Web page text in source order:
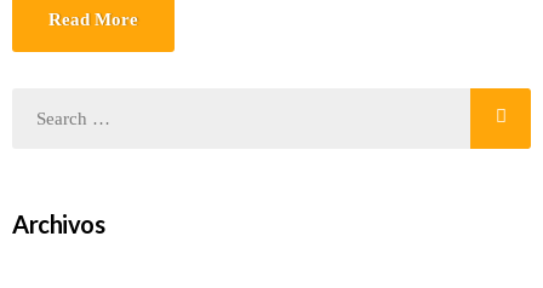
Read More
Archivos